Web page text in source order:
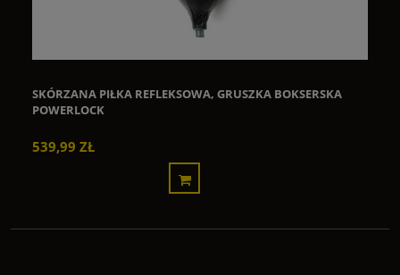
SKÓRZANA PIŁKA REFLEKSOWA, GRUSZKA BOKSERSKA
POWERLOCK
539,99 ZŁ